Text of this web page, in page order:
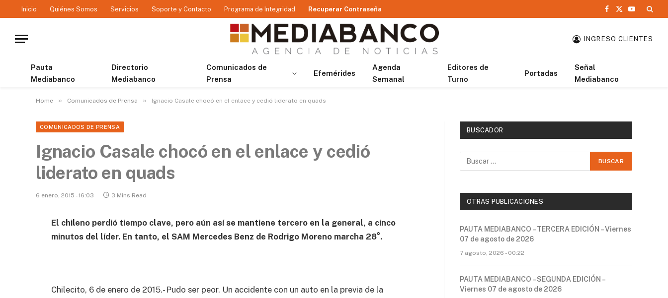
Inicio Quiénes Somos Servicios Soporte y Contacto Programa de Integridad Recuperar Contraseña
Facebook
X
YouTube
INGRESO CLIENTES
Pauta
Mediabanco
Directorio
Mediabanco
Comunicados de
Prensa
Efemérides
Agenda
Semanal
Editores de
Turno
Portadas
Señal
Mediabanco
Home » Comunicados de Prensa » Ignacio Casale chocó en el enlace y cedió liderato en quads
COMUNICADOS DE PRENSA
Ignacio Casale chocó en el enlace y cedió
liderato en quads
6 enero, 2015 - 16:03 3 Mins Read
El chileno perdió tiempo clave, pero aún así se mantiene tercero en la general, a cinco
minutos del líder. En tanto, el SAM Mercedes Benz de Rodrigo Moreno marcha 28°.
Chilecito, 6 de enero de 2015.- Pudo ser peor. Un accidente con un auto en la previa de la
BUSCADOR
OTRAS PUBLICACIONES
PAUTA MEDIABANCO – TERCERA EDICIÓN – Viernes
07 de agosto de 2026
7 agosto, 2026 - 00:22
PAUTA MEDIABANCO – SEGUNDA EDICIÓN –
Viernes 07 de agosto de 2026